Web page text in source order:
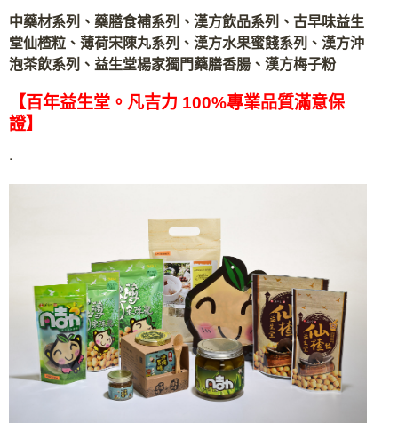
中藥材系列、藥膳食補系列、漢方飲品系列、古早味益生
堂仙楂粒、薄荷宋陳丸系列、漢方水果蜜餞系列、漢方沖
泡茶飲系列、益生堂楊家獨門藥膳香腸、漢方梅子粉
【百年益生堂。凡吉力 100%專業品質滿意保
證】
.